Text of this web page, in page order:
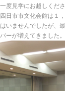
度見学にお越しくださ
日市市文化会館は１
いませんでしたが、
ーが増えてきました。